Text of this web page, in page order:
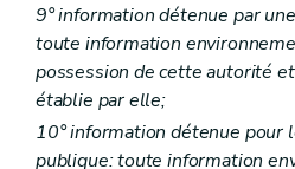
Section II Objectifs
Art. D106
Section III
Art. D107
Art. D108
Art. D109
Art. D110
9° information détenue par
toute information
possession de cette autorité
établie par elle;
10° information détenue pour
publique: toute information